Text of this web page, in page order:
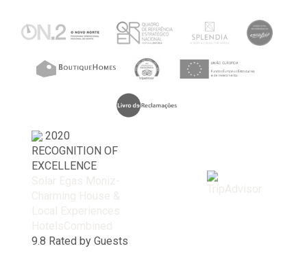
2020
RECOGNITION OF
EXCELLENCE
9.8 Rated by Guests